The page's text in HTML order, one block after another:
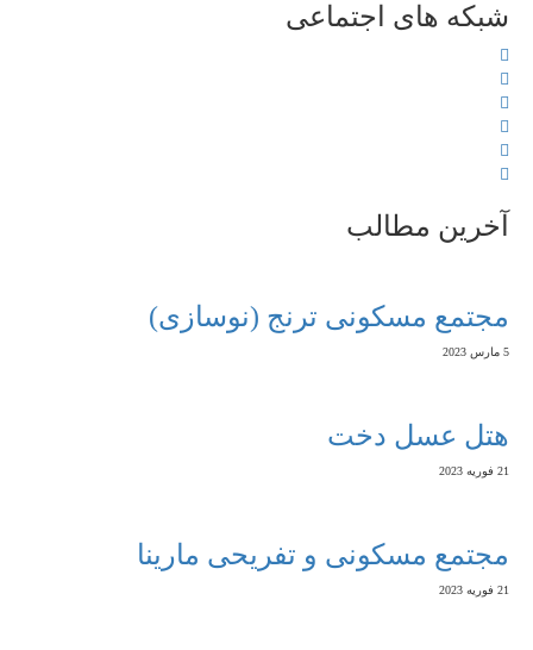
شبکه های اجتماعی
آخرین مطالب
مجتمع مسکونی ترنج (نوسازی)
5 مارس 2023
هتل عسل دخت
21 فوریه 2023
مجتمع مسکونی و تفریحی مارینا
21 فوریه 2023